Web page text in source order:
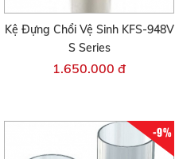
Kệ Đựng Chổi Vệ Sinh KFS-948V
S Series
1.650.000 đ
-9%